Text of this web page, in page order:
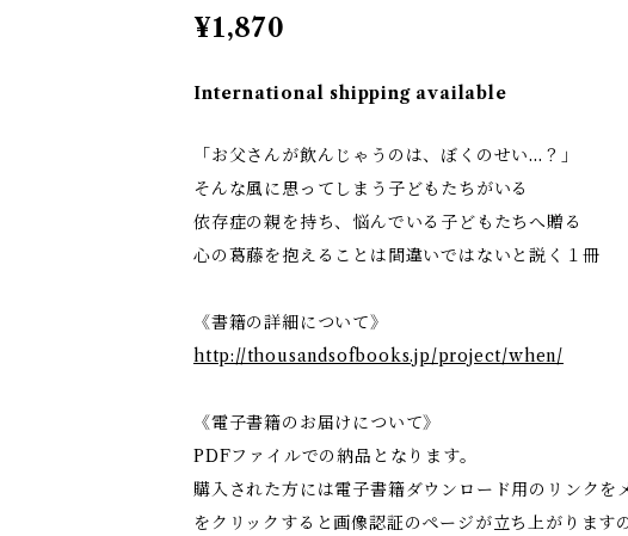
¥1,870
International shipping available
「お父さんが飲んじゃうのは、ぼくのせい…？」
そんな風に思ってしまう子どもたちがいる
依存症の親を持ち、悩んでいる子どもたちへ贈る
心の葛藤を抱えることは間違いではないと説く１冊
《書籍の詳細について》
http://thousandsofbooks.jp/project/when/
《電子書籍のお届けについて》
PDFファイルでの納品となります。
購入された方には電子書籍ダウンロード用のリンクを
をクリックすると画像認証のページが立ち上がります